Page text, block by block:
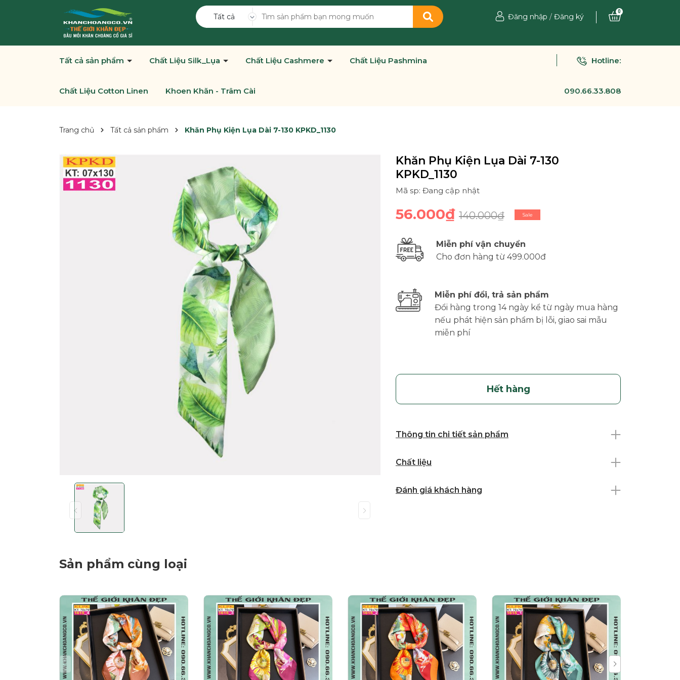
Tất cả Đăng nhập / Đăng ký
0
Tất cả sản phẩm Chất Liệu Silk_Lụa Chất Liệu Cashmere Chất Liệu Pashmina
Chất Liệu Cotton Linen Khoen Khăn - Trâm Cài
Hotline:
090.66.33.808
Trang chủ Tất cả sản phẩm Khăn Phụ Kiện Lụa Dài 7-130 KPKD_1130
Khăn Phụ Kiện Lụa Dài 7-130
KPKD_1130
Mã sp: Đang cập nhật
56.000₫ 140.000₫ Sale
Miễn phí vận chuyển
Cho đơn hàng từ 499.000đ
Miễn phí đổi, trả sản phẩm
Đổi hàng trong 14 ngày kể từ ngày mua hàng
nếu phát hiện sản phẩm bị lỗi, giao sai mẫu
miễn phí
Hết hàng
Thông tin chi tiết sản phẩm
Chất liệu
Đánh giá khách hàng
Sản phẩm cùng loại